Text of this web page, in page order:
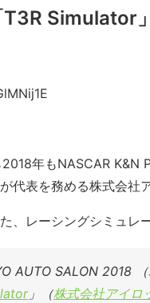
Simulator
年もNASCAR K&N
代表を務める株式会社
、レーシングシミュレ
AUTO SALON 2018 （
」（株式会社アイロ